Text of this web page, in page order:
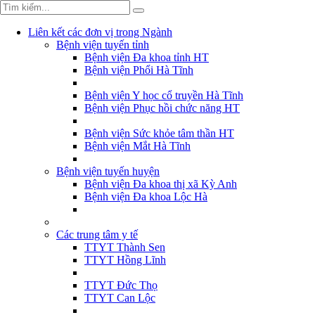
Liên kết các đơn vị trong Ngành
Bệnh viện tuyến tỉnh
Bệnh viện Đa khoa tỉnh HT
Bệnh viện Phổi Hà Tĩnh
Bệnh viện Y học cổ truyền Hà Tĩnh
Bệnh viện Phục hồi chức năng HT
Bệnh viện Sức khỏe tâm thần HT
Bệnh viện Mắt Hà Tĩnh
Bệnh viện tuyến huyện
Bệnh viện Đa khoa thị xã Kỳ Anh
Bệnh viện Đa khoa Lộc Hà
Các trung tâm y tế
TTYT Thành Sen
TTYT Hồng Lĩnh
TTYT Đức Thọ
TTYT Can Lộc